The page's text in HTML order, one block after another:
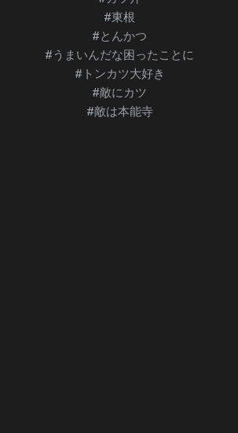
#東根
#とんかつ
#うまいんだな困ったことに
#トンカツ大好き
#敵にカツ
#敵は本能寺